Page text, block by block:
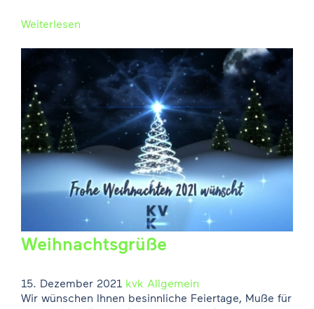
Weiterlesen
Weihnachtsgrüße
15. Dezember 2021 kvk Allgemein
Wir wünschen Ihnen besinnliche Feiertage, Muße für